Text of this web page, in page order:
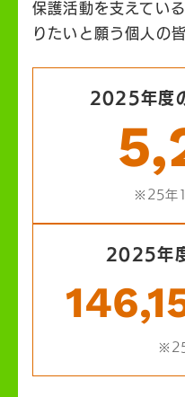
保護活動を支えてい
りたいと願う個人の
2025年度
※25年
2025年